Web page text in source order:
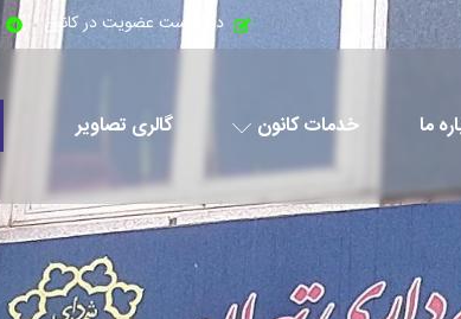
درخواست عضویت در کانون
ما خدمات کانون گالری تصاویر